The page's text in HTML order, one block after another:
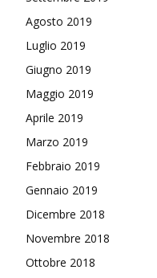
Agosto 2019
Luglio 2019
Giugno 2019
Maggio 2019
Aprile 2019
Marzo 2019
Febbraio 2019
Gennaio 2019
Dicembre 2018
Novembre 2018
Ottobre 2018